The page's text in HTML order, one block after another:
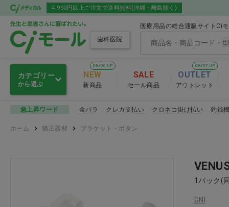
4,990円以上ご注文で送料無料(沖縄・離島除く)
歯科医院
医療用品の総合通販サイトCi
カテゴリー
から選ぶ
オーラルケア
グローブ・マスク・ゴーグル
オーラルケア
舌ブラシ
口腔ケア用品
08/06 UP
NEW
新商品
SALE
セール商品
08/07 UP
OUTLET
アウトレット
急上昇ワード 金パラ クレカ支払い クロネコ掛け払い 釣銭機
ホーム 矯正器材 ブラケット・ボタン
1パック(
GNI